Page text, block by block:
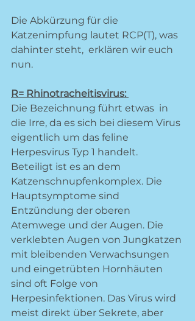
Die Abkürzung für die
Katzenimpfung lautet RCP(T), was
dahinter steht,  erklären wir euch
nun.
R= Rhinotracheitisvirus:
Die Bezeichnung führt etwas  in
die Irre, da es sich bei diesem Virus
eigentlich um das feline
Herpesvirus Typ 1 handelt.
Beteiligt ist es an dem
Katzenschnupfenkomplex. Die
Hauptsymptome sind
Entzündung der oberen
Atemwege und der Augen. Die
verklebten Augen von Jungkatzen
mit bleibenden Verwachsungen
und eingetrübten Hornhäuten
sind oft Folge von
Herpesinfektionen. Das Virus wird
meist direkt über Sekrete, aber